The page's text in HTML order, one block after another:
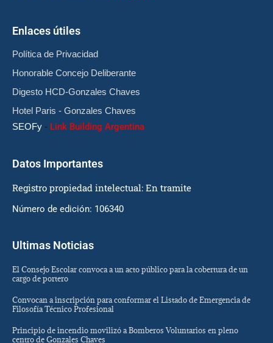
Enlaces útiles
Política de Privacidad
Honorable Concejo Deliberante
Digesto HCD-Gonzales Chaves
Hotel Paris - Gonzales Chaves
SEOFy - Link Building Argentina
Datos Importantes
Registro propiedad intelectual: En tramite
Número de edición: 106340
Ultimas Noticias
El Consejo Escolar convoca a un acto público para la cobertura de un
cargo de portero
Convocan a inscripción para conformar el Listado de Emergencia de
Filosofía Técnico Profesional
Principio de incendio movilizó a Bomberos Voluntarios en pleno
centro de Gonzales Chaves